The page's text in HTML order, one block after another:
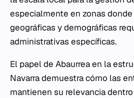
especialmente en zonas
geográficas y demográficas
administrativas específicas.
El papel de Abaurrea en la
Navarra demuestra cómo las
mantienen su relevancia